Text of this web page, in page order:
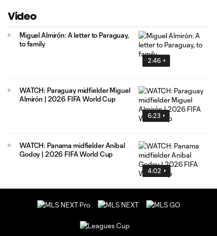
Video
2:46
Miguel Almirón: A letter to Paraguay,
to family
6:23
WATCH: Paraguay midfielder Miguel
Almirón | 2026 FIFA World Cup
4:02
WATCH: Panama midfielder Anibal
Godoy | 2026 FIFA World Cup